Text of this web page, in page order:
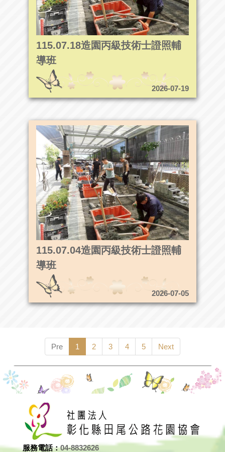
115.07.18造園丙級技術士證照輔
導班
2026-07-19
115.07.04造園丙級技術士證照輔
導班
2026-07-05
Pre 1 2 3 4 5 Next
服務電話：04-8832626